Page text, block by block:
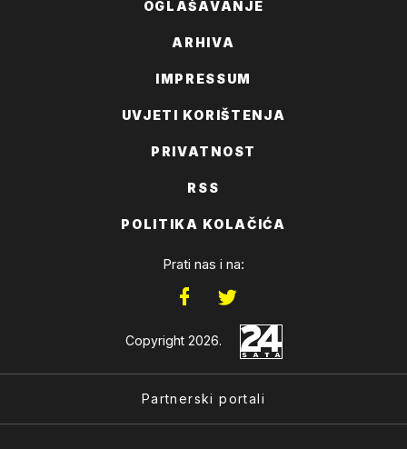
OGLAŠAVANJE
ARHIVA
IMPRESSUM
UVJETI KORIŠTENJA
PRIVATNOST
RSS
POLITIKA KOLAČIĆA
Prati nas i na:
Copyright 2026.
Partnerski portali